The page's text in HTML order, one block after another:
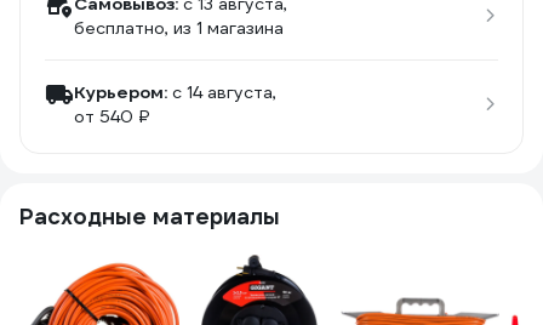
бесплатно, из 1 магазина
Курьером: c 14 августа,
от 540 ₽
Расходные материалы